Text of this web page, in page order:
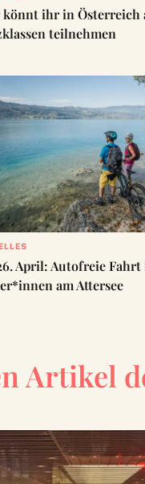
ihr in Österreich
teilnehmen
April: Autofreie
am Attersee
Artikel